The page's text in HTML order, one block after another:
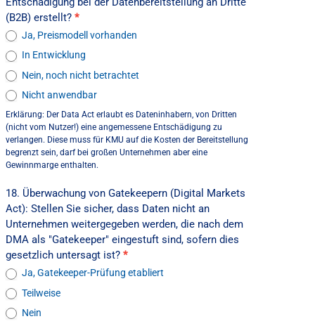
(B2B) erstellt? *
Ja, Preismodell vorhanden
In Entwicklung
Nein, noch nicht betrachtet
Nicht anwendbar
Erklärung: Der Data Act erlaubt es Dateninhabern, von Dritten
(nicht vom Nutzer!) eine angemessene Entschädigung zu
verlangen. Diese muss für KMU auf die Kosten der Bereitstellung
begrenzt sein, darf bei großen Unternehmen aber eine
Gewinnmarge enthalten.
18. Überwachung von Gatekeepern (Digital Markets
Act): Stellen Sie sicher, dass Daten nicht an
Unternehmen weitergegeben werden, die nach dem
DMA als "Gatekeeper" eingestuft sind, sofern dies
gesetzlich untersagt ist? *
Ja, Gatekeeper-Prüfung etabliert
Teilweise
Nein